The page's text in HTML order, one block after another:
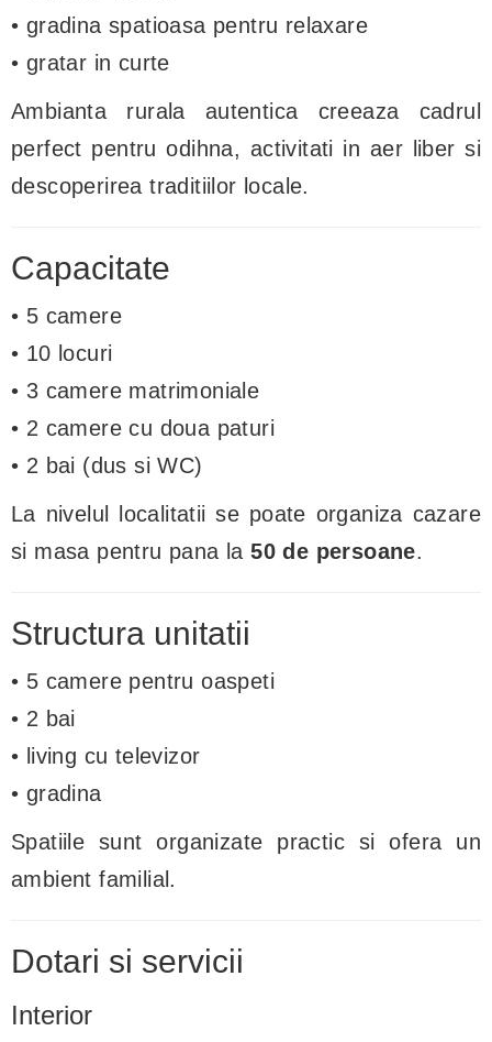
• gradina spatioasa pentru relaxare
• gratar in curte
Ambianta rurala autentica creeaza cadrul
perfect pentru odihna, activitati in aer liber si
descoperirea traditiilor locale.
Capacitate
• 5 camere
• 10 locuri
• 3 camere matrimoniale
• 2 camere cu doua paturi
• 2 bai (dus si WC)
La nivelul localitatii se poate organiza cazare
si masa pentru pana la50 de persoane.
Structura unitatii
• 5 camere pentru oaspeti
• 2 bai
• living cu televizor
• gradina
Spatiile sunt organizate practic si ofera un
ambient familial.
Dotari si servicii
Interior